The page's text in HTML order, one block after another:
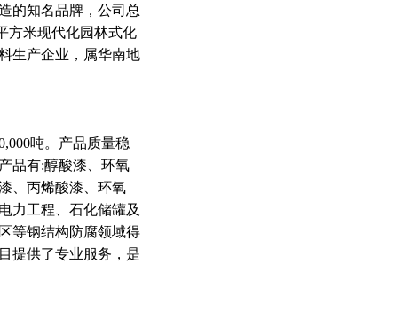
的知名品牌，公司总
方米现代化园林式化
生产企业，属华南地
吨。产品质量稳
品有:醇酸漆、环氧
、丙烯酸漆、环氧
力工程、石化储罐及
等钢结构防腐领域得
提供了专业服务，是